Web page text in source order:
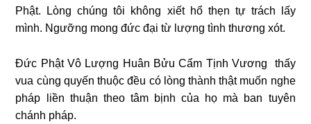
Phật. Lòng chúng tôi không xiết hổ thẹn tự trách lấy
mình. Ngưỡng mong đức đại từ lượng tình thương xót.
Đức Phật Vô Lượng Huân Bửu Cẩm Tịnh Vương thấy
vua cùng quyến thuộc đều có lòng thành thật muốn nghe
pháp liền thuận theo tâm bịnh của họ mà ban tuyên
chánh pháp.